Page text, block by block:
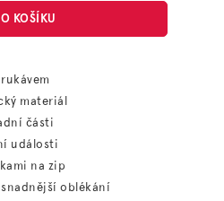
KOŠÍKU
materiál
části
události
na zip
oblékání